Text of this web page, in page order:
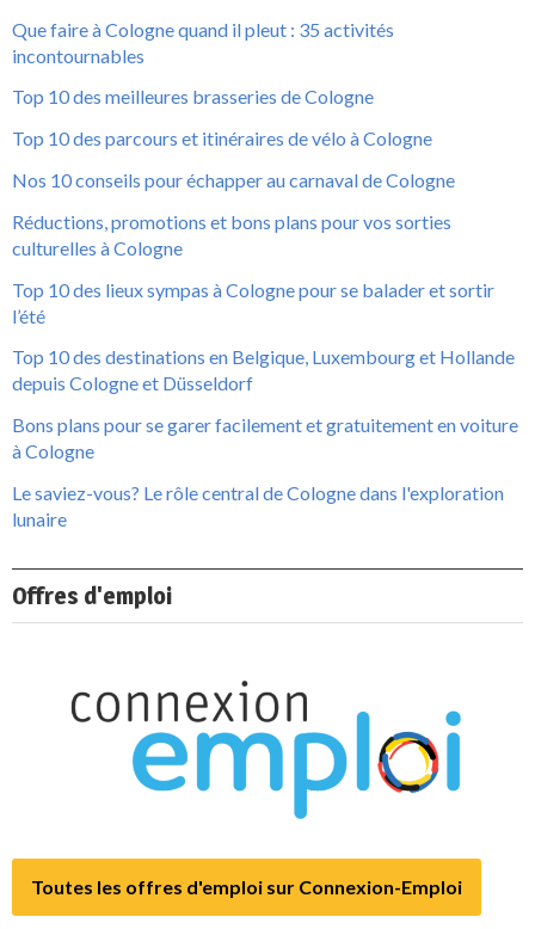
Que faire à Cologne quand il pleut : 35 activités
incontournables
Top 10 des meilleures brasseries de Cologne
Top 10 des parcours et itinéraires de vélo à Cologne
Nos 10 conseils pour échapper au carnaval de Cologne
Réductions, promotions et bons plans pour vos sorties
culturelles à Cologne
Top 10 des lieux sympas à Cologne pour se balader et sortir
l’été
Top 10 des destinations en Belgique, Luxembourg et Hollande
depuis Cologne et Düsseldorf
Bons plans pour se garer facilement et gratuitement en voiture
à Cologne
Le saviez-vous? Le rôle central de Cologne dans l'exploration
lunaire
Offres d'emploi
Toutes les offres d'emploi sur Connexion-Emploi